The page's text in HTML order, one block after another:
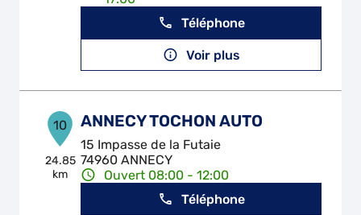
Téléphone
Voir plus
10
24.85
km
ANNECY TOCHON AUTO
15 Impasse de la Futaie
74960 ANNECY
Ouvert 08:00 - 12:00
Téléphone